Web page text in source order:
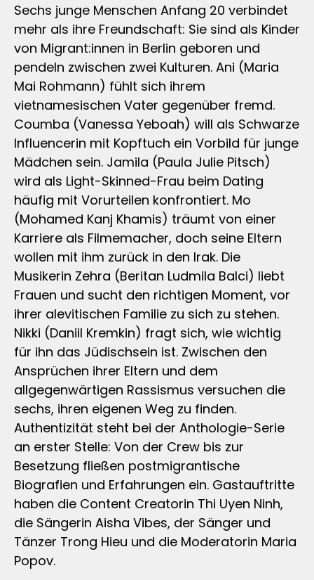
Sechs junge Menschen Anfang 20 verbindet
mehr als ihre Freundschaft: Sie sind als Kinder
von Migrant:innen in Berlin geboren und
pendeln zwischen zwei Kulturen. Ani (Maria
Mai Rohmann) fühlt sich ihrem
vietnamesischen Vater gegenüber fremd.
Coumba (Vanessa Yeboah) will als Schwarze
Influencerin mit Kopftuch ein Vorbild für junge
Mädchen sein. Jamila (Paula Julie Pitsch)
wird als Light-Skinned-Frau beim Dating
häufig mit Vorurteilen konfrontiert. Mo
(Mohamed Kanj Khamis) träumt von einer
Karriere als Filmemacher, doch seine Eltern
wollen mit ihm zurück in den Irak. Die
Musikerin Zehra (Beritan Ludmila Balci) liebt
Frauen und sucht den richtigen Moment, vor
ihrer alevitischen Familie zu sich zu stehen.
Nikki (Daniil Kremkin) fragt sich, wie wichtig
für ihn das Jüdischsein ist. Zwischen den
Ansprüchen ihrer Eltern und dem
allgegenwärtigen Rassismus versuchen die
sechs, ihren eigenen Weg zu finden.
Authentizität steht bei der Anthologie-Serie
an erster Stelle: Von der Crew bis zur
Besetzung fließen postmigrantische
Biografien und Erfahrungen ein. Gastauftritte
haben die Content Creatorin Thi Uyen Ninh,
die Sängerin Aisha Vibes, der Sänger und
Tänzer Trong Hieu und die Moderatorin Maria
Popov.